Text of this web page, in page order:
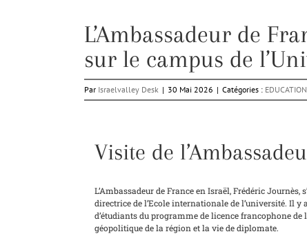
L’Ambassadeur de
sur le campus de
Par Israelvalley Desk | 30 Mai 2026 | Catégories : EDUCATION
Visite de
L’Ambassadeur de France en Israël, Frédéric
directrice de l’Ecole internationale de l’université. Il
d’étudiants du programme de licence francophone
géopolitique de la région et la vie de diplomate.